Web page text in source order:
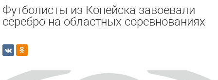
Футболисты из Копейска завоевали
серебро на областных соревнованиях